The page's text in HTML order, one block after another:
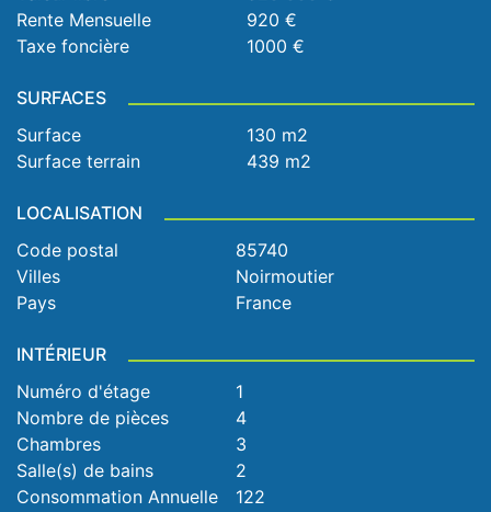
Rente Mensuelle
920 €
Taxe foncière
1000 €
SURFACES
Surface
130 m2
Surface terrain
439 m2
LOCALISATION
Code postal
85740
Villes
Noirmoutier
Pays
France
INTÉRIEUR
Numéro d'étage
1
Nombre de pièces
4
Chambres
3
Salle(s) de bains
2
Consommation Annuelle
122